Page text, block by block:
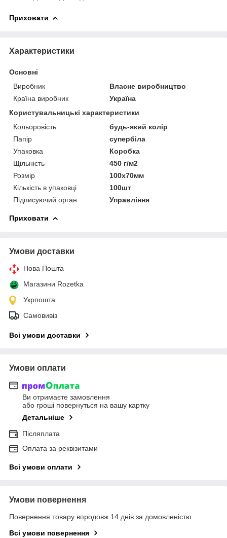
Приховати
Характеристики
Основні
Виробник
Власне виробництво
Країна виробник
Україна
Користувальницькі характеристики
Кольоровість
будь-який колір
Папір
супербіла
Упаковка
Коробка
Щільність
450 г/м2
Розмір
100х70мм
Кількість в упаковці
100шт
Підписуючий орган
Управління
Приховати
Умови доставки
Нова Пошта
Магазини Rozetka
Укрпошта
Самовивіз
Всі умови доставки
Умови оплати
Ви отримаєте замовлення
або гроші повернуться на вашу картку
Детальніше
Післяплата
Оплата за реквізитами
Всі умови оплати
Умови повернення
Повернення товару впродовж 14 днів за домовленістю
Всі умови повернення